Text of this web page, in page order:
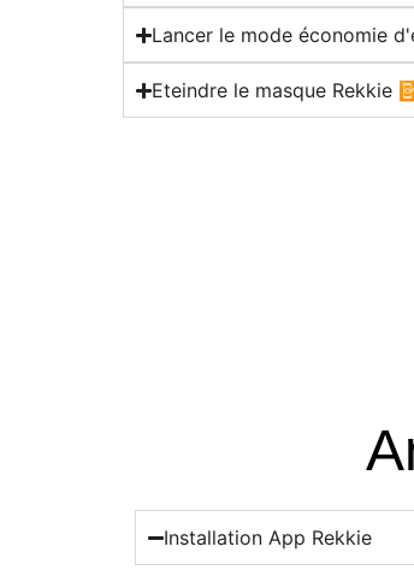
Lancer le mode économie
Eteindre le masque Rekkie
Installation App Rekkie